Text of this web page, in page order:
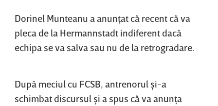
Dorinel Munteanu a anunţat că recent că va
pleca de la Hermannstadt indiferent dacă
echipa se va salva sau nu de la retrogradare.
După meciul cu FCSB, antrenorul şi-a
schimbat discursul şi a spus că va anunţa